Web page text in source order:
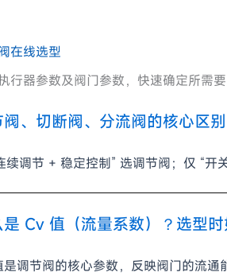
在线选型
行器参数及阀门参数，快速确定所需
阀、切断阀、分流阀的核心区
续调节 + 稳定控制” 选调节阀；仅 “开
是 Cv 值（流量系数）？选型
是调节阀的核心参数，反映阀门的流